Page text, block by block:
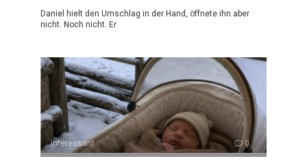
Daniel hielt den Umschlag in der Hand, öffnete ihn aber
nicht. Noch nicht. Er
Interessant 0